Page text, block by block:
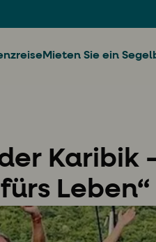
Mieten Sie ein
Karibik
Leben“